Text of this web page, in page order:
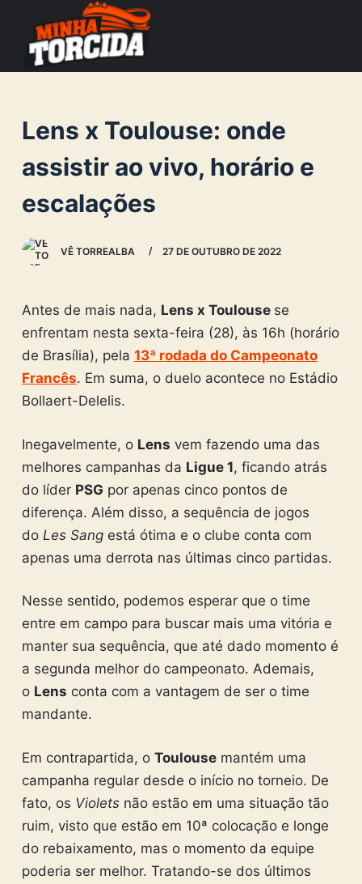
o
n
e
Lens x Toulouse: onde
assistir ao vivo, horário e
escalações
VÊ TORREALBA 27 DE OUTUBRO DE 2022
Antes de mais nada, Lens x Toulouse se
enfrentam nesta sexta-feira (28), às 16h (horário
de Brasília), pela 13ª rodada do Campeonato
Francês. Em suma, o duelo acontece no Estádio
Bollaert-Delelis.
Inegavelmente, o Lens vem fazendo uma das
melhores campanhas da Ligue 1, ficando atrás
do líder PSG por apenas cinco pontos de
diferença. Além disso, a sequência de jogos
do Les Sangestá ótima e o clube conta com
apenas uma derrota nas últimas cinco partidas.
Nesse sentido, podemos esperar que o time
entre em campo para buscar mais uma vitória e
manter sua sequência, que até dado momento é
a segunda melhor do campeonato. Ademais,
o Lens conta com a vantagem de ser o time
mandante.
Em contrapartida, o Toulousemantém uma
campanha regular desde o início no torneio. De
fato, os Violetsnão estão em uma situação tão
ruim, visto que estão em 10ª colocação e longe
do rebaixamento, mas o momento da equipe
poderia ser melhor. Tratando-se dos últimos